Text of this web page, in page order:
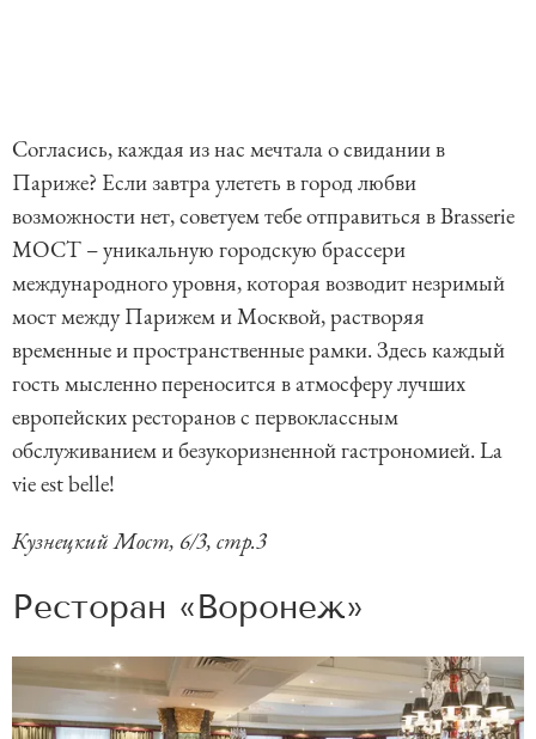
Согласись, каждая из нас мечтала о свидании в
Париже? Если завтра улететь в город любви
возможности нет, советуем тебе отправиться в Brasserie
МОСТ – уникальную городскую брассери
международного уровня, которая возводит незримый
мост между Парижем и Москвой, растворяя
временные и пространственные рамки. Здесь каждый
гость мысленно переносится в атмосферу лучших
европейских ресторанов с первоклассным
обслуживанием и безукоризненной гастрономией. La
vie est belle!
Кузнецкий Мост, 6/3, стр.3
Ресторан «Воронеж»